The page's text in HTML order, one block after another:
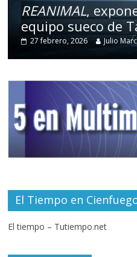
REANIMAL,
equipo sueco de
27 febrero, 2026 Julio
El Tiempo en
El tiempo – Tutiempo.net